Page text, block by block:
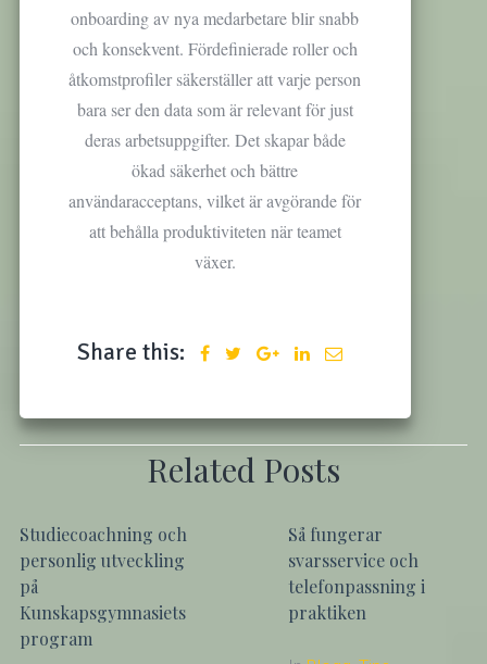
onboarding av nya medarbetare blir snabb
och konsekvent. Fördefinierade roller och
åtkomstprofiler säkerställer att varje person
bara ser den data som är relevant för just
deras arbetsuppgifter. Det skapar både
ökad säkerhet och bättre
användaracceptans, vilket är avgörande för
att behålla produktiviteten när teamet
växer.
Share this:
Related Posts
Studiecoachning och
personlig utveckling
på
Kunskapsgymnasiets
program
Så fungerar
svarsservice och
telefonpassning i
praktiken